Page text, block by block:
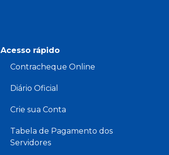
Acesso rápido
Contracheque Online
Diário Oficial
Crie sua Conta
Tabela de Pagamento dos
Servidores